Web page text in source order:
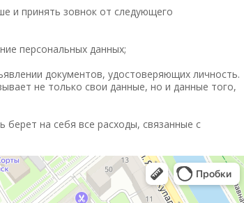
и принять зовнок от следующего
персональных данных;
документов, удостоверяющих личность.
не только свои данные, но и данные того,
на себя все расходы, связанные с